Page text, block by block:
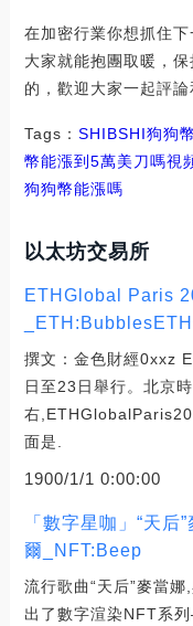
在加密行業你想抓住
大家就能抱團取暖，
的，歡迎大家一起評論
Tags： SHIBSHI狗狗
幣能漲到5萬美刀嗎視
狗狗幣能漲嗎
以太坊交易所
ETHGlobal Paris
撰文：金色財經0xxz
日至23日舉行。北京
右
面是.
1900/1/1 0:00:00
「數字星咖」“天后
爾_NFT:Beep
流行歌曲“天后”麥當
出了數字渲染NFT系